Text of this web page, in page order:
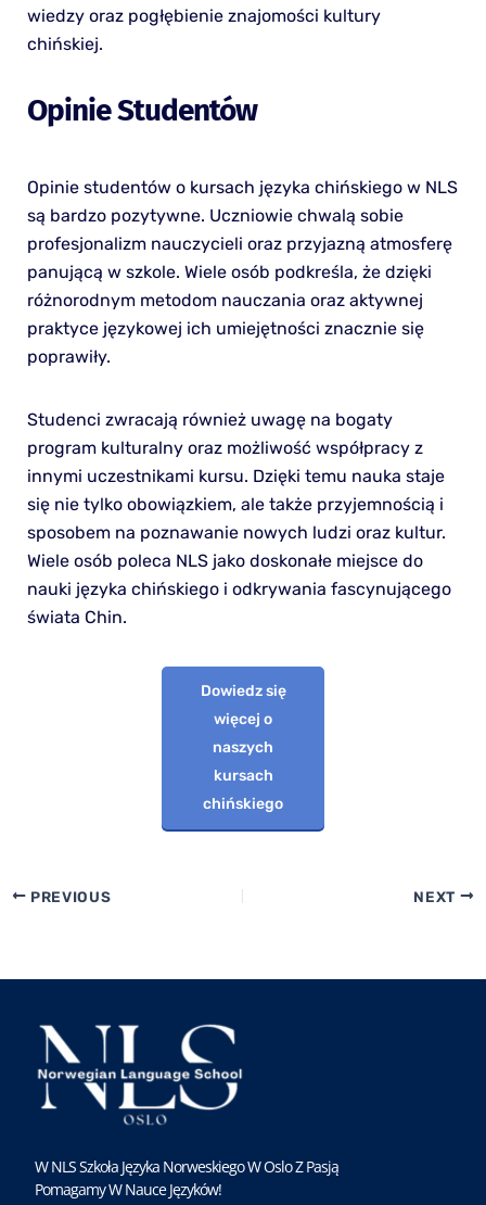
wiedzy oraz pogłębienie znajomości kultury
chińskiej.
Opinie Studentów
Opinie studentów o kursach języka chińskiego w NLS
są bardzo pozytywne. Uczniowie chwalą sobie
profesjonalizm nauczycieli oraz przyjazną atmosferę
panującą w szkole. Wiele osób podkreśla, że dzięki
różnorodnym metodom nauczania oraz aktywnej
praktyce językowej ich umiejętności znacznie się
poprawiły.
Studenci zwracają również uwagę na bogaty
program kulturalny oraz możliwość współpracy z
innymi uczestnikami kursu. Dzięki temu nauka staje
się nie tylko obowiązkiem, ale także przyjemnością i
sposobem na poznawanie nowych ludzi oraz kultur.
Wiele osób poleca NLS jako doskonałe miejsce do
nauki języka chińskiego i odkrywania fascynującego
świata Chin.
Dowiedz się
więcej o
naszych
kursach
chińskiego
PREVIOUS NEXT
W NLS Szkoła Języka Norweskiego W Oslo Z Pasją
Pomagamy W Nauce Języków!